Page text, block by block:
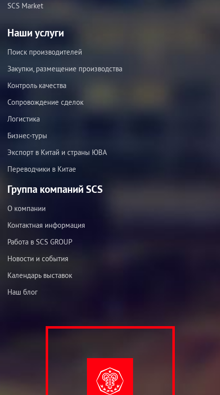
SCS Market
Наши услуги
Поиск производителей
Закупки, размещение производства
Контроль качества
Сопровождение сделок
Логистика
Бизнес-туры
Экспорт в Китай и страны ЮВА
Переводчики в Китае
Группа компаний SCS
О компании
Контактная информация
Работа в SCS GROUP
Новости и события
Календарь выставок
Наш блог